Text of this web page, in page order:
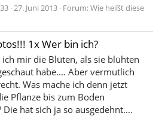
27. Juni 2013 Forum:Wie heißt diese
1x Wer bin ich?
ich mir die Blüten, als sie blühten
habe.... Aber vermutlich
Was mache ich denn jetzt
Pflanze bis zum Boden
hat sich ja so ausgedehnt....